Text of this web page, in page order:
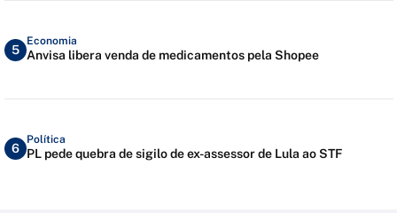
5
Economia
Anvisa libera venda de medicamentos pela Shopee
6
Política
PL pede quebra de sigilo de ex-assessor de Lula ao STF